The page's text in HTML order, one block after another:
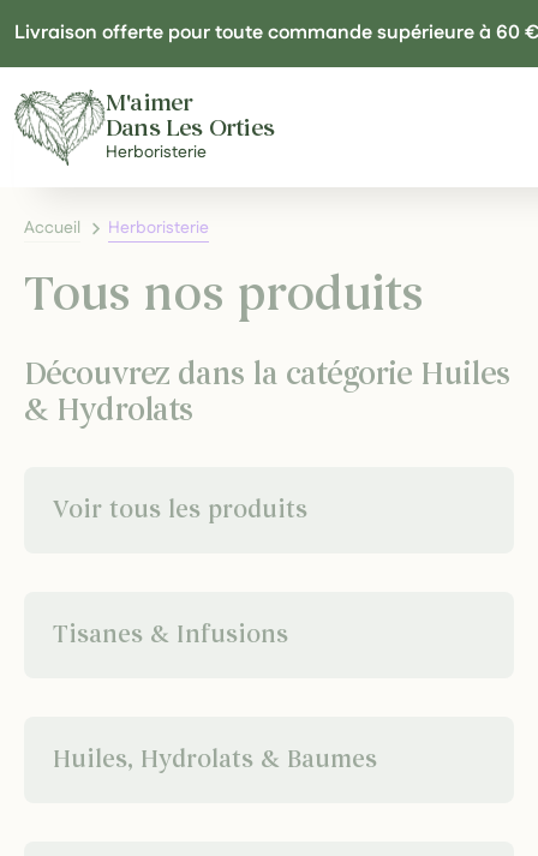
Livraison offerte pour toute commande supérieure à 60 €
M'aimer
Dans Les Orties
Herboristerie
Accueil Herboristerie
Tous nos produits
Découvrez dans la catégorie Huiles
& Hydrolats
Voir tous les produits
Tisanes & Infusions
Huiles, Hydrolats & Baumes